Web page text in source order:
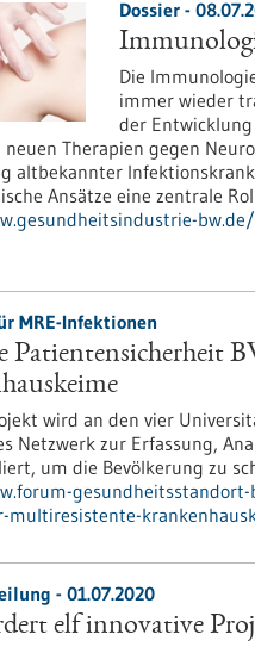
Dossier -
Die
immer wieder
der
neuen Therapien gegen
altbekannter
Ansätze eine zentrale
MRE-Infektionen
wird an den vier
Netzwerk zur Erfassung,
um die Bevölkerung zu
multiresistente-
- 01.07.2020
elf innovative